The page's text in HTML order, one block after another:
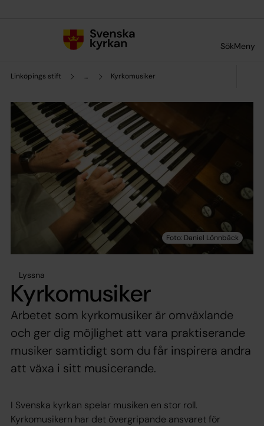
SökMeny
Linköpings stift ... Kyrkomusiker
Lyssna
Kyrkomusiker
Arbetet som kyrkomusiker är omväxlande
och ger dig möjlighet att vara praktiserande
musiker samtidigt som du får inspirera andra
att växa i sitt musicerande.
I Svenska kyrkan spelar musiken en stor roll.
Kyrkomusikern har det övergripande ansvaret för